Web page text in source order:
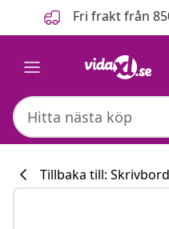
FöregåendeFri frakt från
Tillbaka till: Skrivbord